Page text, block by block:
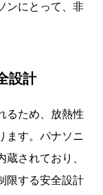
ンにとって、非
設計
るため、放熱性
ます。パナソニ
されており、
限する安全設計